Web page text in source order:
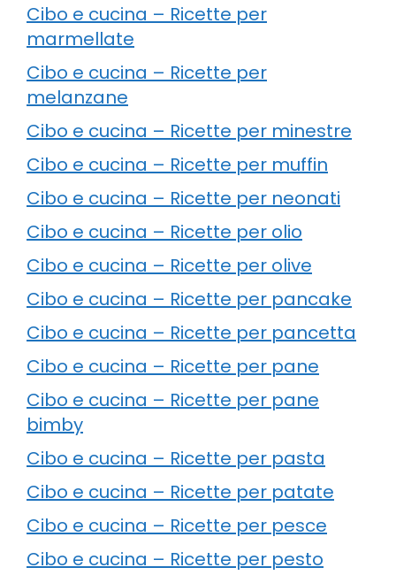
Cibo e cucina – Ricette per
marmellate
Cibo e cucina – Ricette per
melanzane
Cibo e cucina – Ricette per minestre
Cibo e cucina – Ricette per muffin
Cibo e cucina – Ricette per neonati
Cibo e cucina – Ricette per olio
Cibo e cucina – Ricette per olive
Cibo e cucina – Ricette per pancake
Cibo e cucina – Ricette per pancetta
Cibo e cucina – Ricette per pane
Cibo e cucina – Ricette per pane
bimby
Cibo e cucina – Ricette per pasta
Cibo e cucina – Ricette per patate
Cibo e cucina – Ricette per pesce
Cibo e cucina – Ricette per pesto